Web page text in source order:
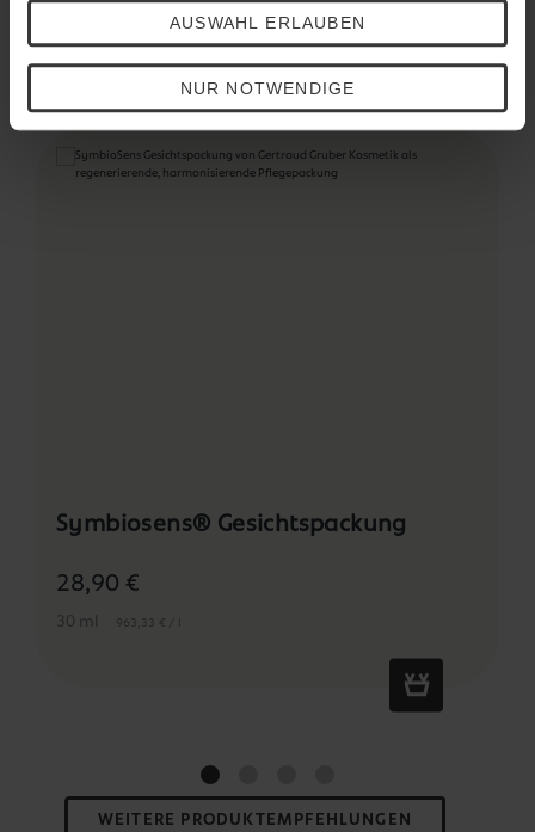
AUSWAHL ERLAUBEN
NUR NOTWENDIGE
Das könnte Ihnen auch gefallen
Produktgalerie überspringen
Symbiosens® Gesichtspackung
30 ml 963,33 € / l
28,90 €
WEITERE PRODUKTEMPFEHLUNGEN